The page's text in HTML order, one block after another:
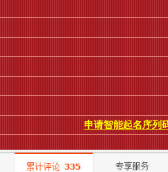
申请智能起名序列